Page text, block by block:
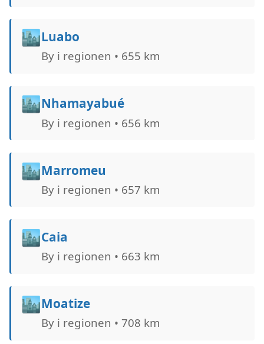
🏙️Luabo
By i regionen • 655 km
🏙️Nhamayabué
By i regionen • 656 km
🏙️Marromeu
By i regionen • 657 km
🏙️Caia
By i regionen • 663 km
🏙️Moatize
By i regionen • 708 km